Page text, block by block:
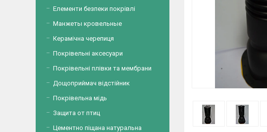
Елементи безпеки покрівлі
Манжеты кровельные
Керамічна черепиця
Покрівельні аксесуари
Покрівельні плівки та мембрани
Дощоприймач відстійник
Покрівельна мідь
Защита от птиц
Цементно піщана натуральна